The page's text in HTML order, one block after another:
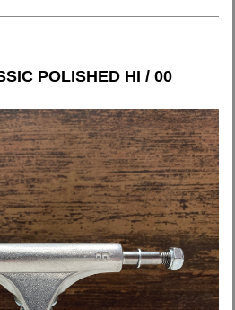
POLISHED HI / 00